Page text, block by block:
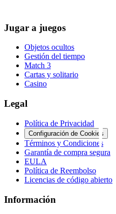
Jugar a juegos
Objetos ocultos
Gestión del tiempo
Match 3
Cartas y solitario
Casino
Legal
Política de Privacidad
Configuración de Cookies
Términos y Condiciones
Garantía de compra segura
EULA
Política de Reembolso
Licencias de código abierto
Información